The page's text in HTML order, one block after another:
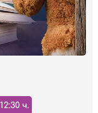
ч.